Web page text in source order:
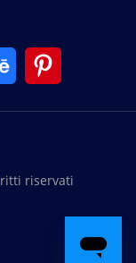
riservati